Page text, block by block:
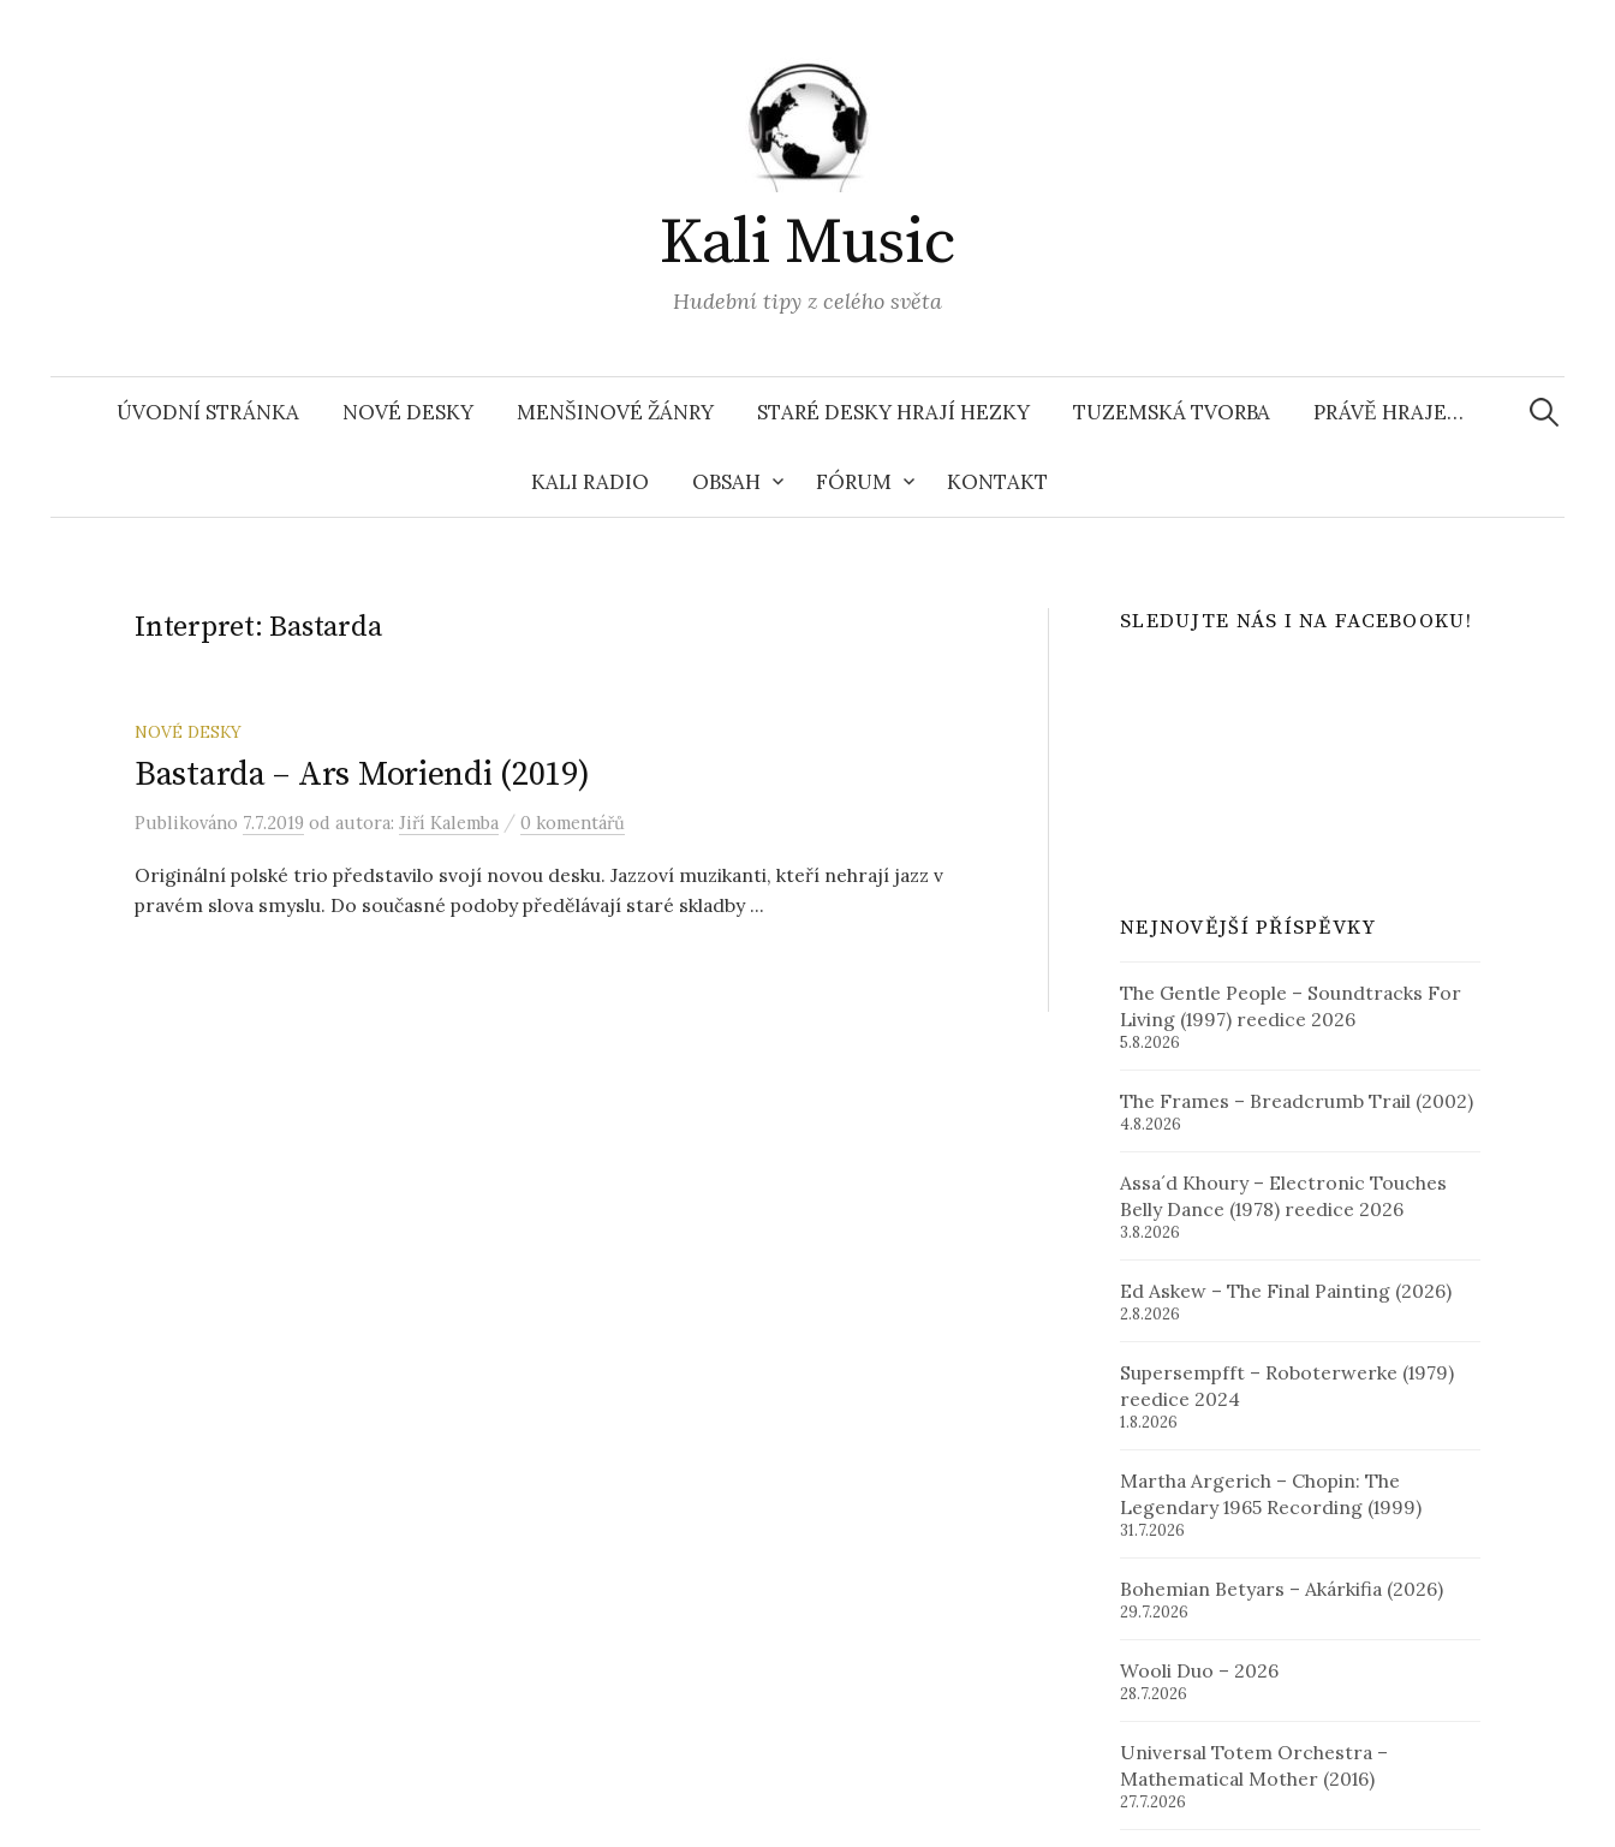
Kali Music
Hudební tipy z celého světa
ÚVODNÍ STRÁNKA NOVÉ DESKY MENŠINOVÉ ŽÁNRY STARÉ DESKY HRAJÍ HEZKY TUZEMSKÁ TVORBA PRÁVĚ HRAJE…
KALI RADIO OBSAH FÓRUM KONTAKT
Interpret: Bastarda
NOVÉ DESKY
Bastarda – Ars Moriendi (2019)
Publikováno 7.7.2019 od autora: Jiří Kalemba / 0 komentářů
Originální polské trio představilo svojí novou desku. Jazzoví muzikanti, kteří nehrají jazz v
pravém slova smyslu. Do současné podoby předělávají staré skladby ...
SLEDUJTE NÁS I NA FACEBOOKU!
NEJNOVĚJŠÍ PŘÍSPĚVKY
The Gentle People – Soundtracks For
Living (1997) reedice 2026
5.8.2026
The Frames – Breadcrumb Trail (2002)
4.8.2026
Assa´d Khoury – Electronic Touches
Belly Dance (1978) reedice 2026
3.8.2026
Ed Askew – The Final Painting (2026)
2.8.2026
Supersempfft – Roboterwerke (1979)
reedice 2024
1.8.2026
Martha Argerich – Chopin: The
Legendary 1965 Recording (1999)
31.7.2026
Bohemian Betyars – Akárkifia (2026)
29.7.2026
Wooli Duo – 2026
28.7.2026
Universal Totem Orchestra –
Mathematical Mother (2016)
27.7.2026